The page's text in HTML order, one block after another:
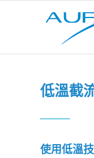
低溫截
使用低溫